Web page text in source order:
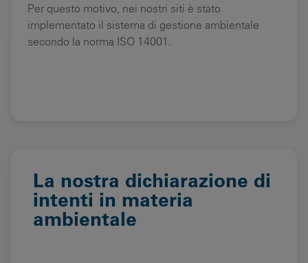
Per questo motivo, nei nostri siti è stato
implementato il sistema di gestione ambientale
secondo la norma ISO 14001.
La nostra dichiarazione di
intenti in materia
ambientale